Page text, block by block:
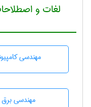
لغات و
مهندسی
مهندسی برق